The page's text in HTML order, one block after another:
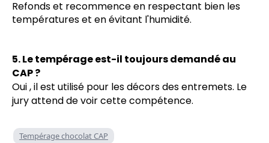
Refonds et recommence en respectant bien les
températures et en évitant l'humidité.
5. Le tempérage est-il toujours demandé au
CAP ?
Oui , il est utilisé pour les décors des entremets. Le
jury attend de voir cette compétence.
Tempérage chocolat CAP